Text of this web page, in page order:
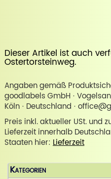
Dieser Artikel ist auch
Ostertorsteinweg.
Angaben gemäß
goodlabels GmbH ·
Köln · Deutschland ·
Preis inkl. aktueller USt. und
Lieferzeit innerhalb
Staaten hier: Lieferzeit
Kategorien